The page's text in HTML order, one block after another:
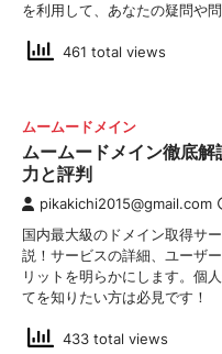
を利用して、あなたの疑問や
461 total views
ムームードメイン
ムームードメイン徹底
力と評判
pikakichi2015@gmail.com
国内最大級のドメイン取得サ
説！サービスの詳細、ユーザ
リットを明らかにします。個
てを知りたい方は必見です！
433 total views